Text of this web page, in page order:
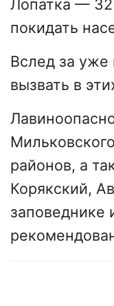
Лопатка —
покидать
Вслед за
вызвать в
районов, а
Корякский,
заповеднике